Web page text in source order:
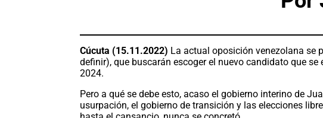
Cúcuta (15.11.2022) La actual oposición venezolana se
definir), que buscarán escoger el nuevo candidato que
2024.
Pero a qué se debe esto, acaso el gobierno interino de
usurpación, el gobierno de transición y las elecciones